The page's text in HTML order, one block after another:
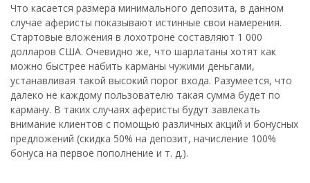
Что касается размера минимального депозита, в данном
случае аферисты показывают истинные свои намерения.
Стартовые вложения в лохотроне составляют 1 000
долларов США. Очевидно же, что шарлатаны хотят как
можно быстрее набить карманы чужими деньгами,
устанавливая такой высокий порог входа. Разумеется, что
далеко не каждому пользователю такая сумма будет по
карману. В таких случаях аферисты будут завлекать
внимание клиентов с помощью различных акций и бонусных
предложений (скидка 50% на депозит, начисление 100%
бонуса на первое пополнение и т. д.).